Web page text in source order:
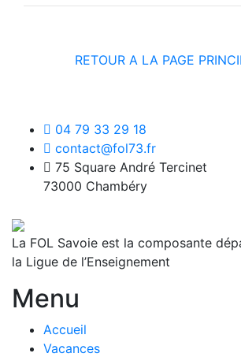
RETOUR A LA PAGE
04 79 33 29 18
contact@fol73.fr
75 Square André Tercinet
73000 Chambéry
La FOL Savoie est la composante
la Ligue de l’Enseignement
Menu
Accueil
Vacances